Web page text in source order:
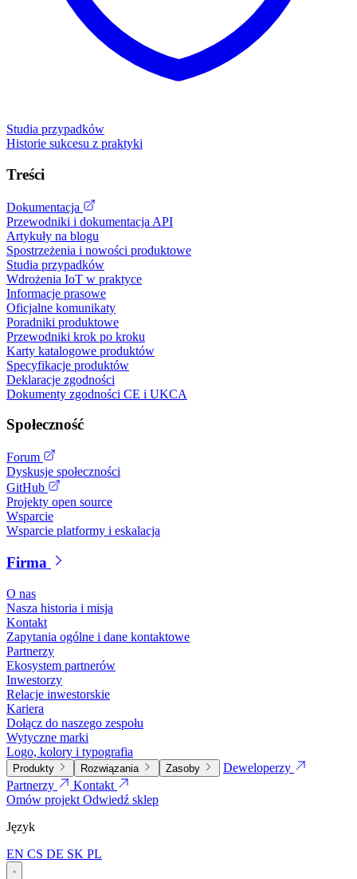
Studia przypadków
Historie sukcesu z praktyki
Treści
Dokumentacja
Przewodniki i dokumentacja API
Artykuły na blogu
Spostrzeżenia i nowości produktowe
Studia przypadków
Wdrożenia IoT w praktyce
Informacje prasowe
Oficjalne komunikaty
Poradniki produktowe
Przewodniki krok po kroku
Karty katalogowe produktów
Specyfikacje produktów
Deklaracje zgodności
Dokumenty zgodności CE i UKCA
Społeczność
Forum
Dyskusje społeczności
GitHub
Projekty open source
Wsparcie
Wsparcie platformy i eskalacja
Firma
O nas
Nasza historia i misja
Kontakt
Zapytania ogólne i dane kontaktowe
Partnerzy
Ekosystem partnerów
Inwestorzy
Relacje inwestorskie
Kariera
Dołącz do naszego zespołu
Wytyczne marki
Logo, kolory i typografia
Produkty Rozwiązania Zasoby
Deweloperzy
Partnerzy
Kontakt
Omów projektOdwiedź sklep
Język
EN CS DE SK PL